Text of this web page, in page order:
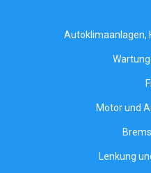
Autoklimaanlagen,
Motor und
Lenkung